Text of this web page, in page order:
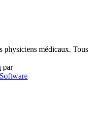
physiciens médicaux. Tous
par